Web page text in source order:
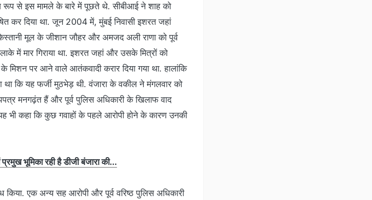
रूप से इस मामले के बारे में पूछते थे. सीबीआई ने शाह को
कर दिया था. जून 2004 में, मुंबई निवासी इशरत जहां
मूल के जीशान जौहर और अमजद अली राणा को पूर्व
में मार गिराया था. इशरत जहां और उसके मित्रों को
मिशन पर आने वाले आतंकवादी करार दिया गया था. हालांकि
था कि यह फर्जी मुठभेड़ थी. वंजारा के वकील ने मंगलवार को
मनगढ़ंत हैं और पूर्व पुलिस अधिकारी के खिलाफ वाद
भी कहा कि कुछ गवाहों के पहले आरोपी होने के कारण उनकी
भूमिका रही है डीजी बंजारा की...
किया. एक अन्य सह आरोपी और पूर्व वरिष्ठ पुलिस अधिकारी